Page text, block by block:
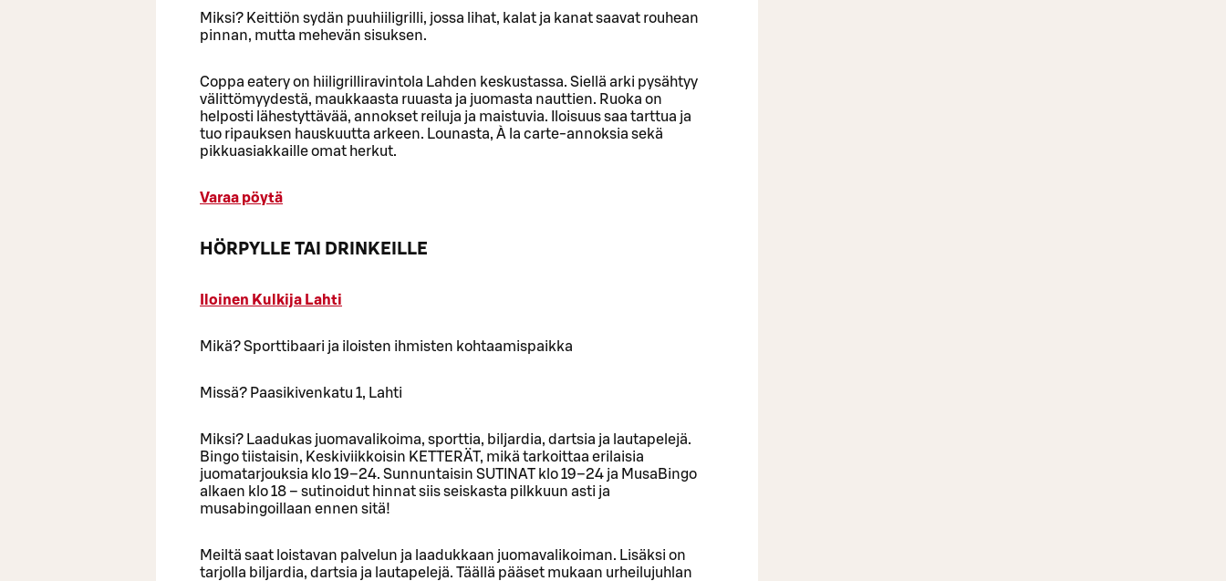
Miksi? Keittiön sydän puuhiiligrilli, jossa lihat, kalat ja kanat saavat rouhean
pinnan, mutta mehevän sisuksen.
Coppa eatery on hiiligrilliravintola Lahden keskustassa. Siellä arki pysähtyy
välittömyydestä, maukkaasta ruuasta ja juomasta nauttien. Ruoka on
helposti lähestyttävää, annokset reiluja ja maistuvia. Iloisuus saa tarttua ja
tuo ripauksen hauskuutta arkeen. Lounasta, À la carte-annoksia sekä
pikkuasiakkaille omat herkut.
Varaa pöytä
HÖRPYLLE TAI DRINKEILLE
Iloinen Kulkija Lahti
Mikä? Sporttibaari ja iloisten ihmisten kohtaamispaikka
Missä? Paasikivenkatu 1, Lahti
Miksi? Laadukas juomavalikoima, sporttia, biljardia, dartsia ja lautapelejä.
Bingo tiistaisin, Keskiviikkoisin KETTERÄT, mikä tarkoittaa erilaisia
juomatarjouksia klo 19–24. Sunnuntaisin SUTINAT klo 19–24 ja MusaBingo
alkaen klo 18 – sutinoidut hinnat siis seiskasta pilkkuun asti ja
musabingoillaan ennen sitä!
Meiltä saat loistavan palvelun ja laadukkaan juomavalikoiman. Lisäksi on
tarjolla biljardia, dartsia ja lautapelejä. Täällä pääset mukaan urheilujuhlan